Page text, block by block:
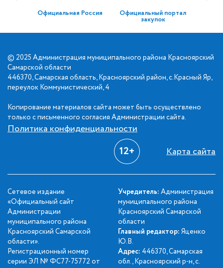
Официальная Россия Официальный портал
закупок
© 2025 Администрация муниципального района Красноярский
Самарской области
446370, Самарская область, Красноярский район, с.Красный Яр,
переулок Коммунистический, 4
Копирование материалов сайта может быть осуществлено
только с письменного согласия Администрации сайта.
Политика конфиденциальности
12+ Карта сайта
Сетевое издание
«Официальный сайт
Администрации
муниципального района
Красноярский Самарской
области».
Регистрационный номер
серии ЭЛ № ФС77-75772 от
Учредитель: Администрация
муниципального района
Красноярский Самарской
области
Главный редактор: Яценко
Ю.В.
Адрес: 446370, Самарская
обл., Красноярский р-н, с.